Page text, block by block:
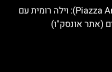
פיאצה ארמרינה (Piazza Armerina): וילה רומית עם
(אתר אונסק"ו)